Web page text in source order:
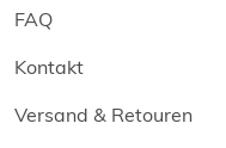
FAQ
Kontakt
Versand & Retouren